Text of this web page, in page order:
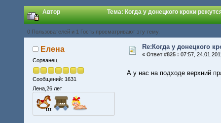
Автор Тема: Когда у донецкого крохи
0 Пользователей и 1 Гость просматривают эту тему.
Елена
Сорванец
Сообщений: 1631
Лена,26 лет
Re:Когда у донецкого
« Ответ #825 : 07:57,
А у нас на подходе верхний